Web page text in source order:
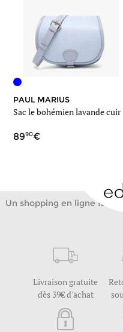
PAUL MARIUS
Sac le bohémien lavande cuir
8990
Un shopping en ligne facile
Livraison gratuite
dès 39€ d'achat